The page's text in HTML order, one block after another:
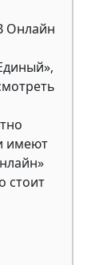
Онлайн
имеют
стоит